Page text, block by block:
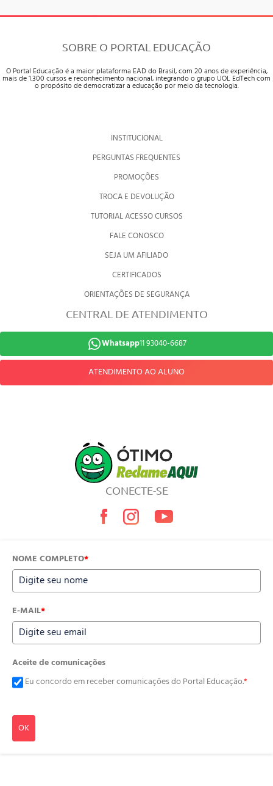
SOBRE O PORTAL EDUCAÇÃO
O Portal Educação é a maior plataforma EAD do Brasil, com 20 anos de experiência,
mais de 1.300 cursos e reconhecimento nacional, integrando o grupo UOL EdTech com
o propósito de democratizar a educação por meio da tecnologia.
INSTITUCIONAL
PERGUNTAS FREQUENTES
PROMOÇÕES
TROCA E DEVOLUÇÃO
TUTORIAL ACESSO CURSOS
FALE CONOSCO
SEJA UM AFILIADO
CERTIFICADOS
ORIENTAÇÕES DE SEGURANÇA
CENTRAL DE ATENDIMENTO
Whatsapp11 93040-6687
ATENDIMENTO AO ALUNO
CONECTE-SE
NOME COMPLETO*
E-MAIL*
Aceite de comunicações
Eu concordo em receber comunicações do Portal Educação.*
OK